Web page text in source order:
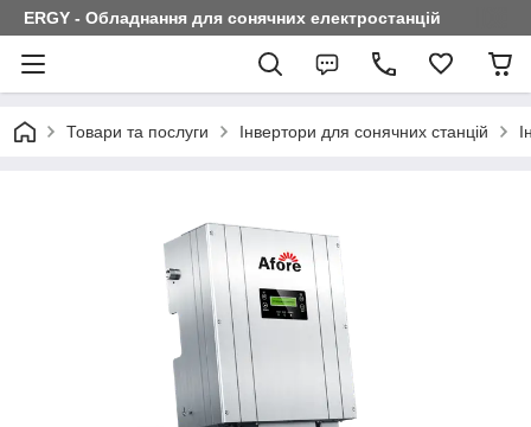
ERGY - Обладнання для сонячних електростанцій
Товари та послуги Інвертори для сонячних станцій